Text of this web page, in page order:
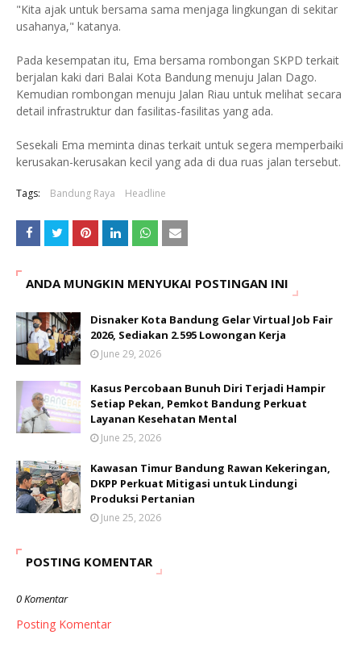
"Kita ajak untuk bersama sama menjaga lingkungan di sekitar
usahanya," katanya.
Pada kesempatan itu, Ema bersama rombongan SKPD terkait
berjalan kaki dari Balai Kota Bandung menuju Jalan Dago.
Kemudian rombongan menuju Jalan Riau untuk melihat secara
detail infrastruktur dan fasilitas-fasilitas yang ada.
Sesekali Ema meminta dinas terkait untuk segera memperbaiki
kerusakan-kerusakan kecil yang ada di dua ruas jalan tersebut.
Tags: Bandung Raya Headline
ANDA MUNGKIN MENYUKAI POSTINGAN INI
Disnaker Kota Bandung Gelar Virtual Job Fair
2026, Sediakan 2.595 Lowongan Kerja
June 29, 2026
Kasus Percobaan Bunuh Diri Terjadi Hampir
Setiap Pekan, Pemkot Bandung Perkuat
Layanan Kesehatan Mental
June 25, 2026
Kawasan Timur Bandung Rawan Kekeringan,
DKPP Perkuat Mitigasi untuk Lindungi
Produksi Pertanian
June 25, 2026
POSTING KOMENTAR
0 Komentar
Posting Komentar